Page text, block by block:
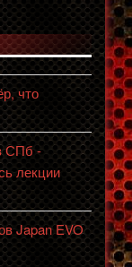
что
СПб -
лекции
Japan EVO